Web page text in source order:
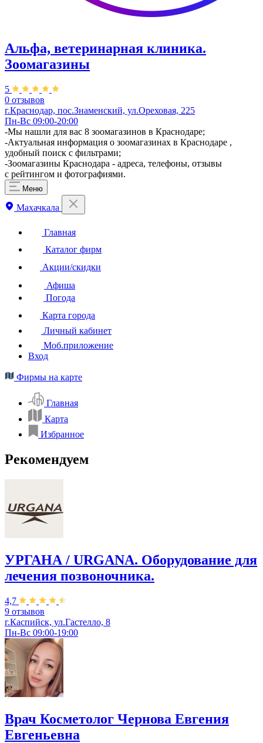
Альфа, ветеринарная клиника.
Зоомагазины
5
0 отзывов
г.Краснодар, пос.Знаменский, ул.Ореховая, 225
Пн-Вс 09:00-20:00
-Мы нашли для вас 8 зоомагазинов в Краснодаре;
-Актуальная информация о зоомагазинах в Краснодаре ,
удобный поиск с фильтрами;
-Зоомагазины Краснодара - адреса, телефоны, отзывы
с рейтингом и фотографиями.
Меню
Махачкала
Главная
Каталог фирм
Акции/скидки
Афиша
Погода
Карта города
Личный кабинет
Моб.приложение
Вход
Фирмы на карте
Главная
Карта
Избранное
Рекомендуем
УРГАНА / URGANA. Оборудование для
лечения позвоночника.
4,7
9 отзывов
г.Каспийск, ул.Гастелло, 8
Пн-Вс 09:00-19:00
Врач Косметолог Чернова Евгения
Евгеньевна